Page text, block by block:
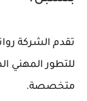
تقدم الشركة
للتطور المهني
متخصصة.